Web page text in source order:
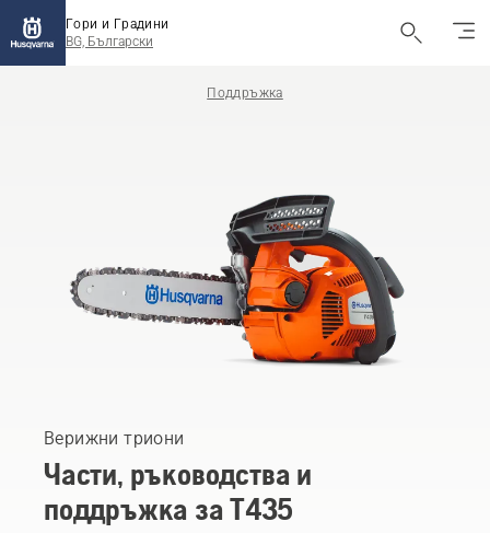
Гори и Градини
BG, Български
Поддръжка
Верижни триони
Части, ръководства и
поддръжка за T435